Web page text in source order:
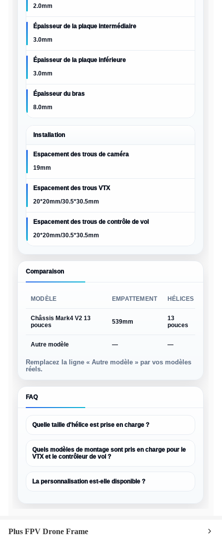
2.0mm
Épaisseur de la plaque intermédiaire
3.0mm
Épaisseur de la plaque inférieure
3.0mm
Épaisseur du bras
8.0mm
Installation
Espacement des trous de caméra
19mm
Espacement des trous VTX
20*20mm/30.5*30.5mm
Espacement des trous de contrôle de vol
20*20mm/30.5*30.5mm
Comparaison
MODÈLE EMPATTEMENT HÉLICES
Châssis Mark4 V2 13
pouces
539mm
13
pouces
Autre modèle — —
Remplacez la ligne « Autre modèle » par vos modèles
réels.
FAQ
Quelle taille d'hélice est prise en charge ?
Quels modèles de montage sont pris en charge pour le
VTX et le contrôleur de vol ?
La personnalisation est-elle disponible ?
Plus FPV Drone Frame